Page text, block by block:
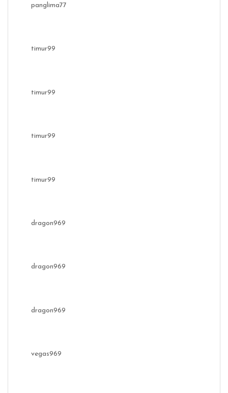
panglima77
timur99
timur99
timur99
timur99
dragon969
dragon969
dragon969
vegas969